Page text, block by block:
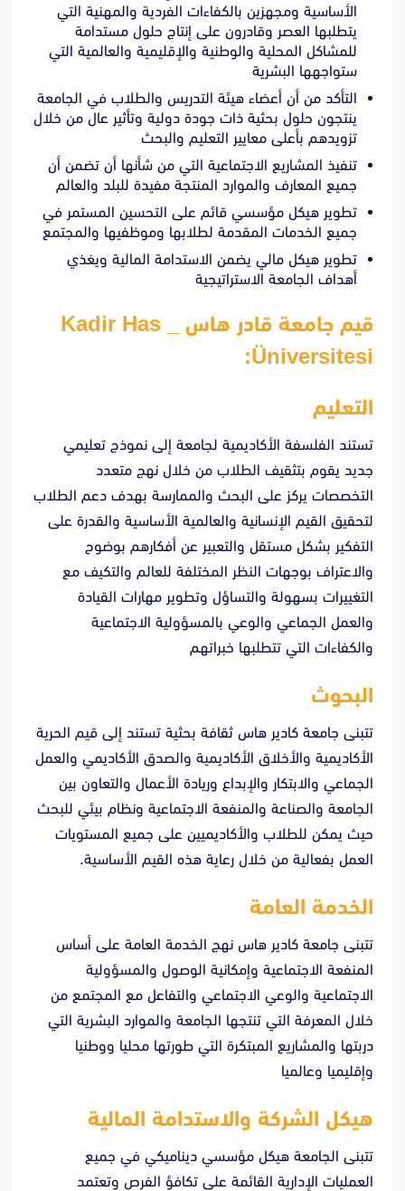
الأساسية ومجهزين بالكفاءات الفردية والمهنية التي
يتطلبها العصر وقادرون على إنتاج حلول مستدامة
للمشاكل المحلية والوطنية والإقليمية والعالمية التي
ستواجهها البشرية
التأكد من أن أعضاء هيئة التدريس والطلاب في الجامعة
ينتجون حلول بحثية ذات جودة دولية وتأثير عال من خلال
تزويدهم بأعلى معايير التعليم والبحث
تنفيذ المشاريع الاجتماعية التي من شأنها أن تضمن أن
جميع المعارف والموارد المنتجة مفيدة للبلد والعالم
تطوير هيكل مؤسسي قائم على التحسين المستمر في
جميع الخدمات المقدمة لطلابها وموظفيها والمجتمع
تطوير هيكل مالي يضمن الاستدامة المالية ويغذي
أهداف الجامعة الاستراتيجية
قيم جامعة قادر هاس _ Kadir Has
Üniversitesi:
التعليم
تستند الفلسفة الأكاديمية لجامعة إلى نموذج تعليمي
جديد يقوم بتثقيف الطلاب من خلال نهج متعدد
التخصصات يركز على البحث والممارسة بهدف دعم الطلاب
لتحقيق القيم الإنسانية والعالمية الأساسية والقدرة على
التفكير بشكل مستقل والتعبير عن أفكارهم بوضوح
والاعتراف بوجهات النظر المختلفة للعالم والتكيف مع
التغييرات بسهولة والتساؤل وتطوير مهارات القيادة
والعمل الجماعي والوعي بالمسؤولية الاجتماعية
والكفاءات التي تتطلبها خبراتهم
البحوث
تتبنى جامعة كادير هاس ثقافة بحثية تستند إلى قيم الحرية
الأكاديمية والأخلاق الأكاديمية والصدق الأكاديمي والعمل
الجماعي والابتكار والإبداع وريادة الأعمال والتعاون بين
الجامعة والصناعة والمنفعة الاجتماعية ونظام بيئي للبحث
حيث يمكن للطلاب والأكاديميين على جميع المستويات
العمل بفعالية من خلال رعاية هذه القيم الأساسية.
الخدمة العامة
تتبنى جامعة كادير هاس نهج الخدمة العامة على أساس
المنفعة الاجتماعية وإمكانية الوصول والمسؤولية
الاجتماعية والوعي الاجتماعي والتفاعل مع المجتمع من
خلال المعرفة التي تنتجها الجامعة والموارد البشرية التي
دربتها والمشاريع المبتكرة التي طورتها محليا ووطنيا
وإقليميا وعالميا
هيكل الشركة والاستدامة المالية
تتبنى الجامعة هيكل مؤسسي ديناميكي في جميع
العمليات الإدارية القائمة على تكافؤ الفرص وتعتمد